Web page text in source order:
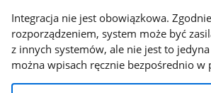
Integracja nie jest obowiązkowa.
rozporządzeniem, system może być
z innych systemów, ale nie jest to
można wpisach ręcznie bezpośrednio w